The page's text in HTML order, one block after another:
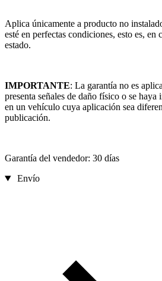
Aplica únicamente a producto no
esté en perfectas condiciones, esto es, en
estado.
IMPORTANTE: La garantía no es
presenta señales de daño físico o se
en un vehículo cuya aplicación sea
publicación.
Garantía del vendedor: 30 días
Envío